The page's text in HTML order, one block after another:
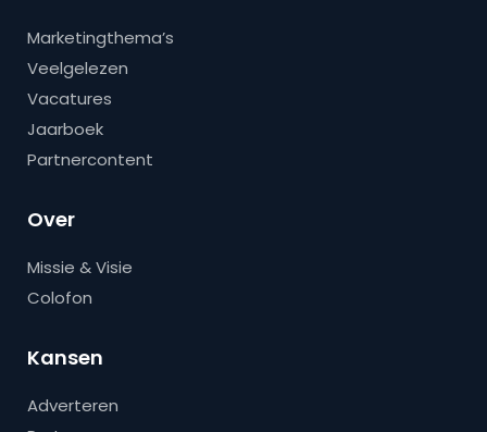
Marketingthema’s
Veelgelezen
Vacatures
Jaarboek
Partnercontent
Over
Missie & Visie
Colofon
Kansen
Adverteren